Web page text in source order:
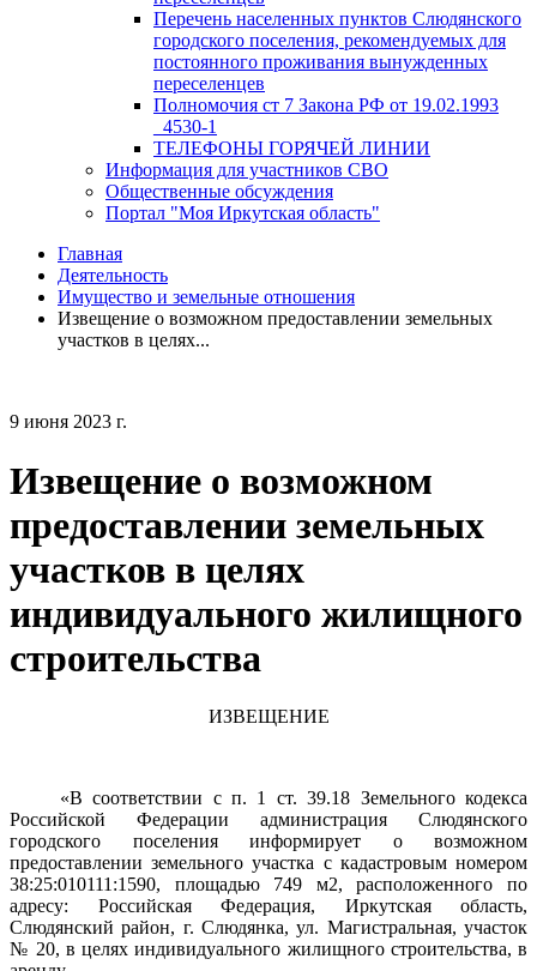
Перечень населенных пунктов Слюдянского
городского поселения, рекомендуемых для
постоянного проживания вынужденных
переселенцев
Полномочия ст 7 Закона РФ от 19.02.1993
_4530-1
ТЕЛЕФОНЫ ГОРЯЧЕЙ ЛИНИИ
Информация для участников СВО
Общественные обсуждения
Портал "Моя Иркутская область"
Главная
Деятельность
Имущество и земельные отношения
Извещение о возможном предоставлении земельных
участков в целях...
9 июня 2023 г.
Извещение о возможном
предоставлении земельных
участков в целях
индивидуального жилищного
строительства
ИЗВЕЩЕНИЕ
«В соответствии с п. 1 ст. 39.18 Земельного кодекса
Российской Федерации администрация Слюдянского
городского поселения информирует о возможном
предоставлении земельного участка с кадастровым номером
38:25:010111:1590, площадью 749 м2, расположенного по
адресу: Российская Федерация, Иркутская область,
Слюдянский район, г. Слюдянка, ул. Магистральная, участок
№ 20, в целях индивидуального жилищного строительства, в